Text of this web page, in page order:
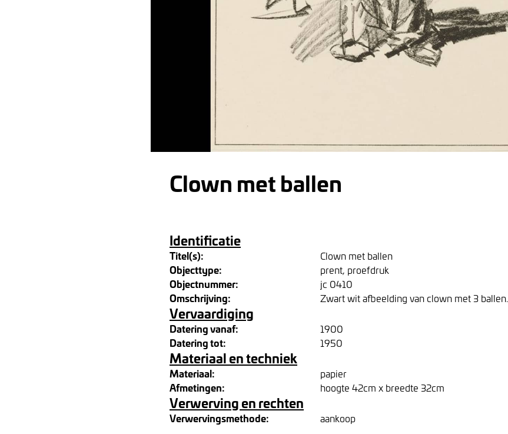
Clown met ballen
Identificatie
Titel(s): Clown met ballen
Objecttype: prent, proefdruk
Objectnummer: jc 0410
Omschrijving: Zwart wit afbeelding van clown met 3 ballen.
Vervaardiging
Datering vanaf: 1900
Datering tot: 1950
Materiaal en techniek
Materiaal: papier
Afmetingen: hoogte 42cm x breedte 32cm
Verwerving en rechten
Verwervingsmethode: aankoop